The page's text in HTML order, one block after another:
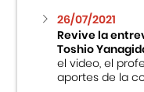
26/07/2021
Revive la
Toshio
el video, el
aportes de la